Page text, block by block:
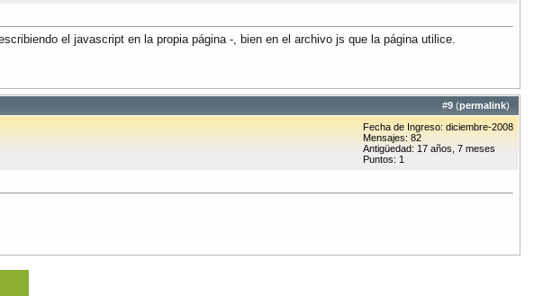
el javascript en la propia página -, bien en el archivo js que la página utilice.
#9 (permalink)
Fecha de Ingreso: diciembre-2008
Mensajes: 82
Antigüedad: 17 años, 7 meses
Puntos: 1